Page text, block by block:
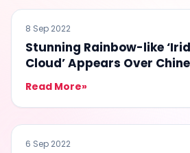
BULETIN KANCIL
8 Sep 2022
Stunning Rainbow-like
Cloud’ Appears Over
Read More»
BULETIN KANCIL
6 Sep 2022